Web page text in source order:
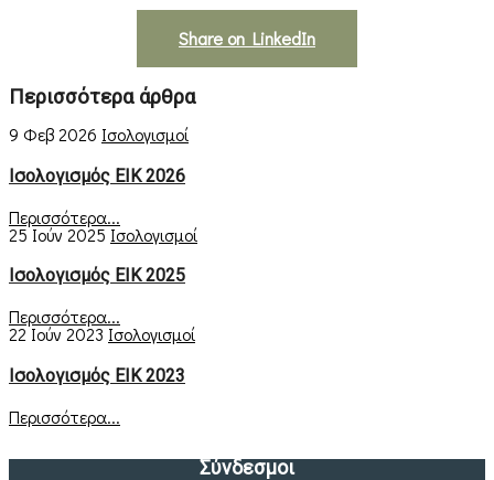
Share on LinkedIn
Περισσότερα άρθρα
9 Φεβ 2026 Ισολογισμοί
Ισολογισμός ΕΙΚ 2026
Περισσότερα...
25 Ιούν 2025Ισολογισμοί
Ισολογισμός ΕΙΚ 2025
Περισσότερα...
22 Ιούν 2023 Ισολογισμοί
Ισολογισμός ΕΙΚ 2023
Περισσότερα...
Σύνδεσμοι